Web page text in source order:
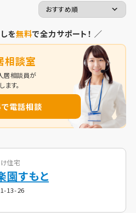
を無料で全力サポート！ ／
相談室
居相談員が
す。
電話相談
住宅
園すもと
13-26